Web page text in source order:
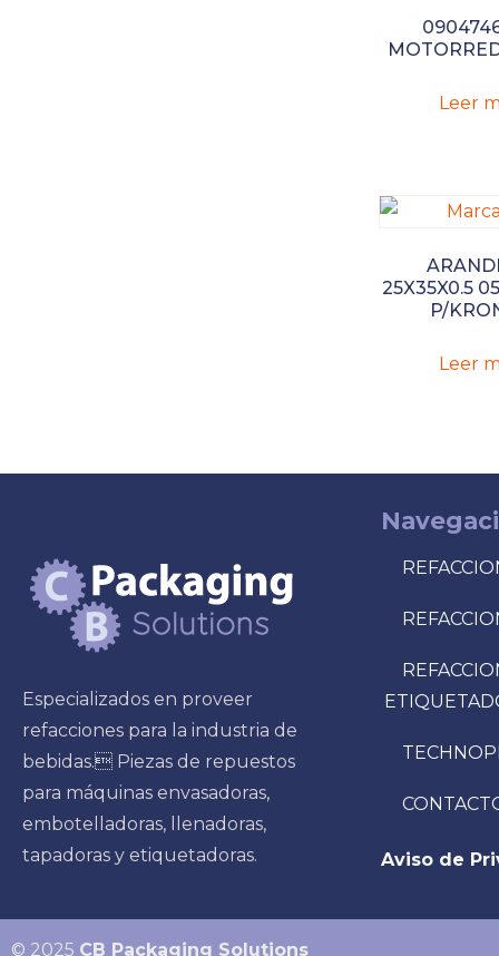
Leer
25X35X0.5
P/
Leer
Especializados en proveer
refacciones para la industria de
bebidas. Piezas de repuestos
para máquinas envasadoras,
embotelladoras, llenadoras,
tapadoras y etiquetadoras.
Aviso de
© 2025 CB Packaging Solutions